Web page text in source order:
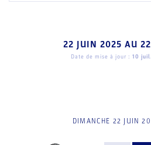
22 JUIN 2025 AU
Date de mise à jour : 10
DIMANCHE 22 JUIN